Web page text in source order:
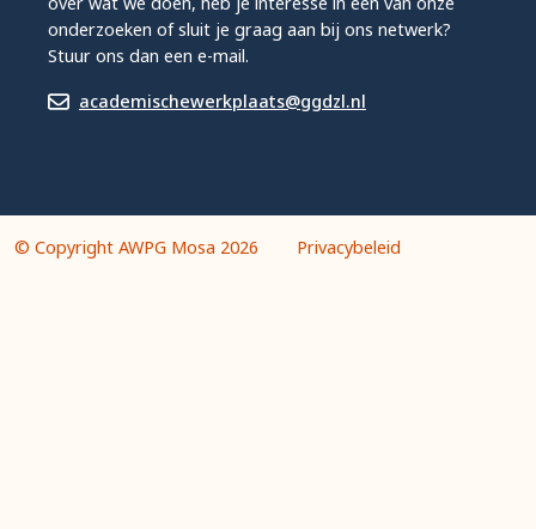
onderzoeken of sluit je graag aan bij ons netwerk?
Stuur ons dan een e-mail.
academischewerkplaats@ggdzl.nl
© Copyright AWPG Mosa 2026 Privacybeleid